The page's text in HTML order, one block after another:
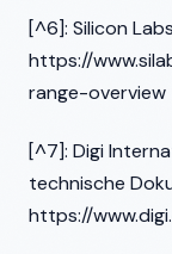
[^6]: Silicon
https://
range-overview
[^7]: Digi
technische
https://